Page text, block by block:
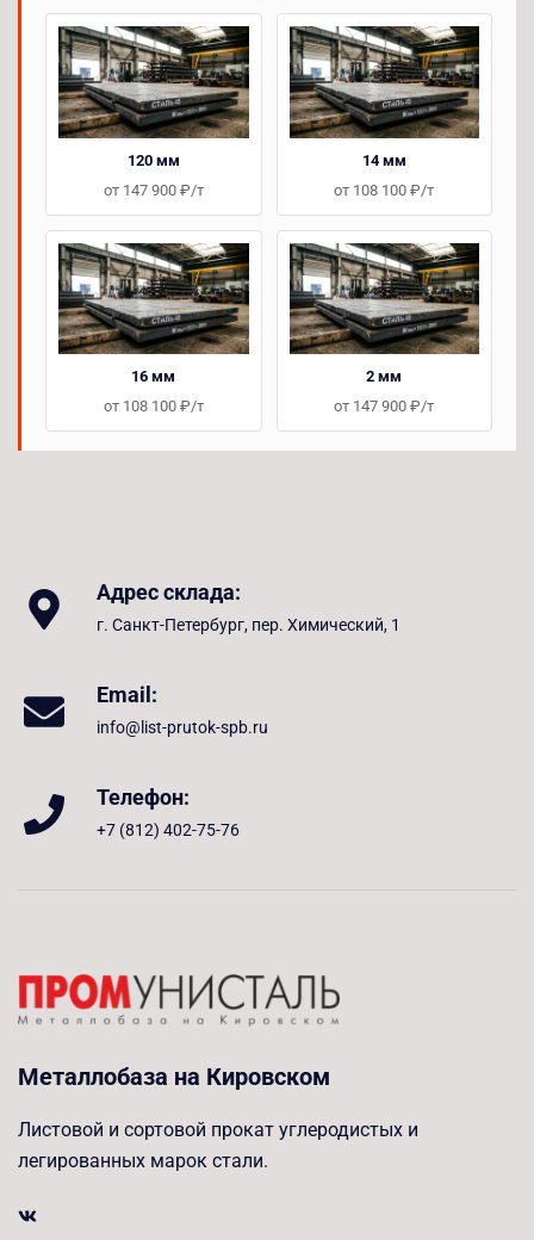
120 мм
от 147 900 ₽/т
14 мм
от 108 100 ₽/т
16 мм
от 108 100 ₽/т
2 мм
от 147 900 ₽/т
Адрес склада:
г. Санкт-Петербург, пер. Химический, 1
Email:
info@list-prutok-spb.ru
Телефон:
+7 (812) 402-75-76
Металлобаза на Кировском
Листовой и сортовой прокат углеродистых и
легированных марок стали.